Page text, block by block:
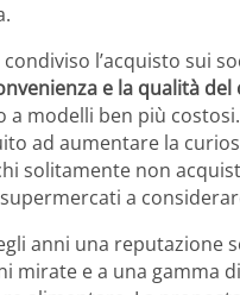
l’acquisto sui
e la qualità del
a modelli ben più
ad aumentare la
solitamente non
a
anni una reputazione
mirate e a una gamma